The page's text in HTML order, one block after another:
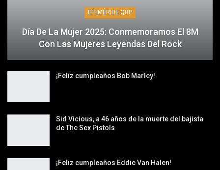
EFEMÉRIDE QRP
Día De La Mujer 2025: Conmemoramos El 8M
Con Las Mujeres Leyendas Del Rock
¡Feliz cumpleaños Bob Marley!
Sid Vicious, a 46 años de la muerte del bajista
de The Sex Pistols
¡Feliz cumpleaños Eddie Van Halen!